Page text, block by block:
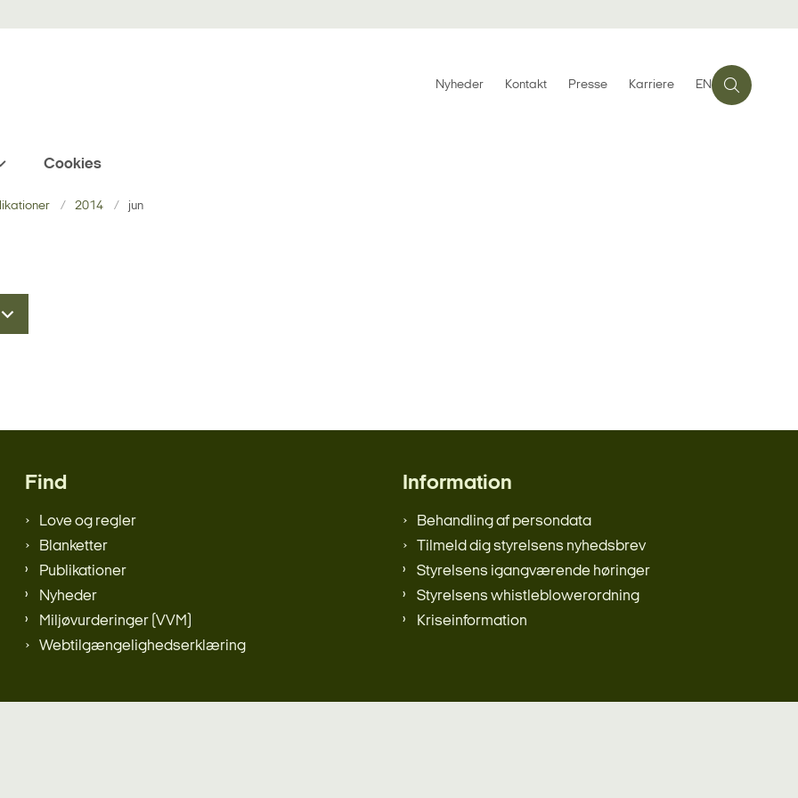
Nyheder Kontakt Presse Karriere EN
Cookies
2014 jun
Find
Love og regler
Blanketter
Publikationer
Nyheder
Miljøvurderinger (VVM)
Webtilgængelighedserklæring
Information
Behandling af persondata
Tilmeld dig styrelsens nyhedsbrev
Styrelsens igangværende høringer
Styrelsens whistleblowerordning
Kriseinformation